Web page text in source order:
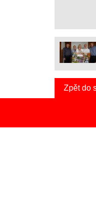
Zpět do